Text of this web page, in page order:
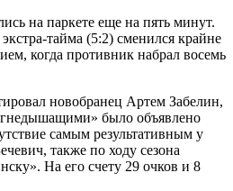
на паркете еще на пять минут.
тайма (5:2) сменился крайне
когда противник набрал восемь
новобранец Артем Забелин,
было объявлено
самым результативным у
также по ходу сезона
На его счету 29 очков и 8